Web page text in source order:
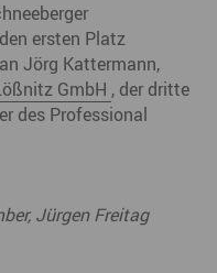
ersten Platz
Jörg Kattermann,
GmbH , der dritte
des Professional
Jürgen Freitag